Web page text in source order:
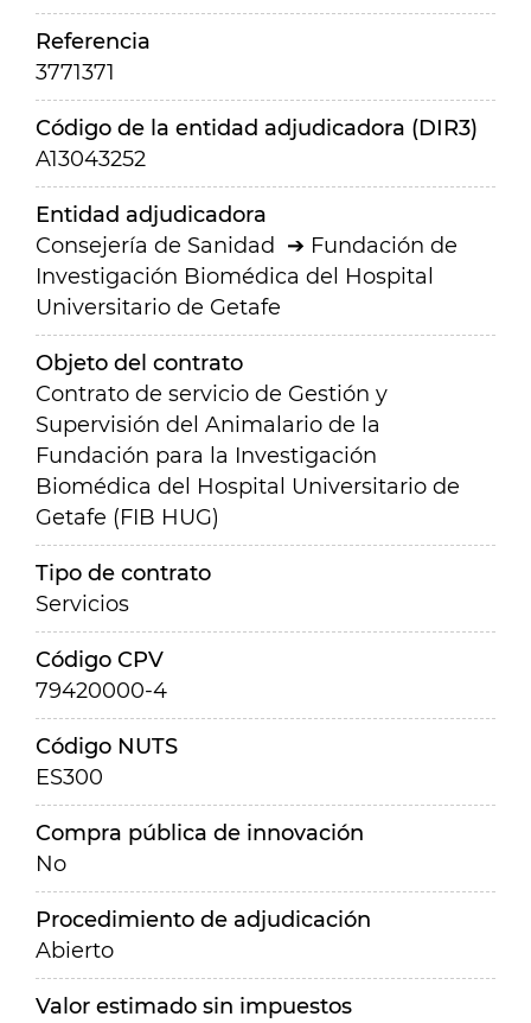
Referencia
3771371
Código de la entidad adjudicadora (DIR3)
A13043252
Entidad adjudicadora
Consejería de Sanidad
Fundación de
Investigación Biomédica del Hospital
Universitario de Getafe
Objeto del contrato
Contrato de servicio de Gestión y
Supervisión del Animalario de la
Fundación para la Investigación
Biomédica del Hospital Universitario de
Getafe (FIB HUG)
Tipo de contrato
Servicios
Código CPV
79420000-4
Código NUTS
ES300
Compra pública de innovación
No
Procedimiento de adjudicación
Abierto
Valor estimado sin impuestos